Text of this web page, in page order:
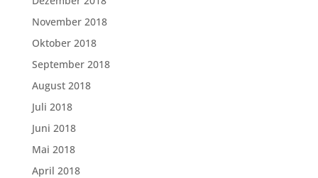
November 2018
Oktober 2018
September 2018
August 2018
Juli 2018
Juni 2018
Mai 2018
April 2018